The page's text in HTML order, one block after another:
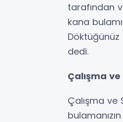
tarafından
kana
Döktüğünüz
dedi.
Çalışma
Çalışma ve